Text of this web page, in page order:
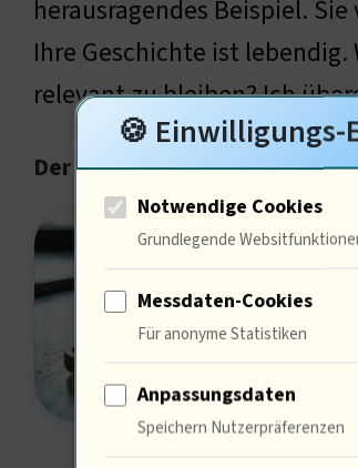
herausragendes Beispiel.
Ihre Geschichte ist
relevant zu bleiben? Ich
Der Schlüssel zur Relevanz im
🍪
Notwendige Cookies
Grundlegende
Messdaten-Cookies
Für anonyme Statistiken
Anpassungsdaten
Speichern Nutzerpräferenzen